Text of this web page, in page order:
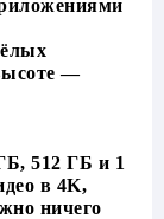
—
512 ГБ и 1
в 4K,
ничего